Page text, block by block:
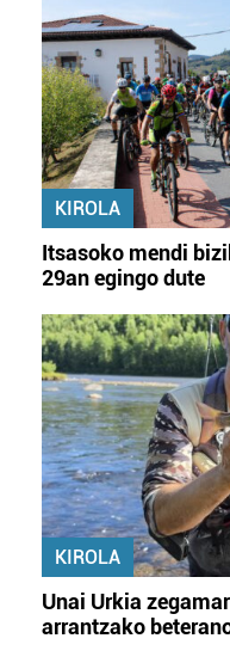
KIROLA
Itsasoko mendi
29an egingo dute
KIROLA
Unai Urkia
arrantzako